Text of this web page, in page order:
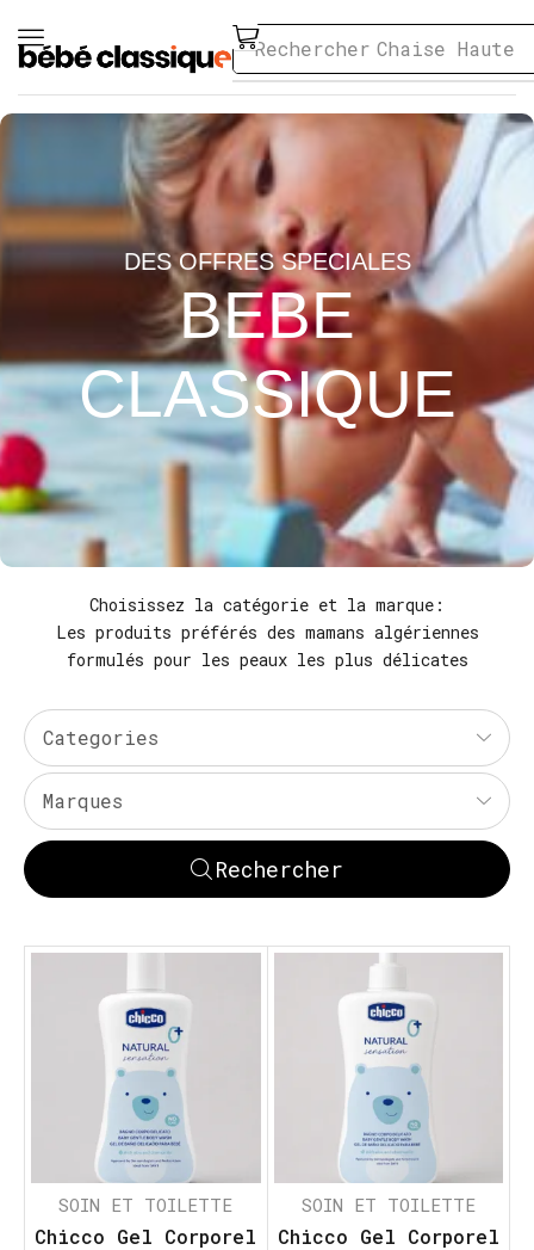
Rechercher Chaise Haute
DES OFFRES SPECIALES
BEBE
CLASSIQUE
Choisissez la catégorie et la marque:
Les produits préférés des mamans algériennes
formulés pour les peaux les plus délicates
Categories
Marques
Rechercher
SOIN ET TOILETTE
Chicco Gel Corporel
SOIN ET TOILETTE
Chicco Gel Corporel